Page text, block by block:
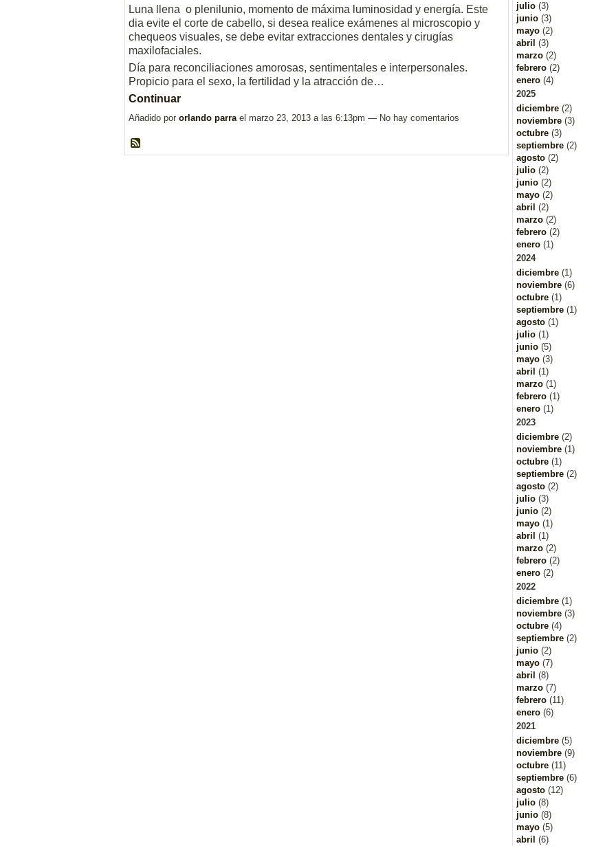
Luna llena o plenilunio, momento de máxima luminosidad y energía. Este
dia evite el corte de cabello, si desea realice exámenes al microscopio y
chequeos visuales, se debe evitar extracciones dentales y cirugías
maxilofaciales.
Día para reconciliaciones amorosas, sentimentales e interpersonales.
Propicio para el sexo, la fertilidad y la atracción de…
Continuar
Añadido por orlando parrael marzo 23, 2013 a las 6:13pm — No hay comentarios
julio (3)
junio (3)
mayo (2)
abril (3)
marzo (2)
febrero (2)
enero (4)
2025
diciembre (2)
noviembre (3)
octubre (3)
septiembre (2)
agosto (2)
julio (2)
junio (2)
mayo (2)
abril (2)
marzo (2)
febrero (2)
enero (1)
2024
diciembre (1)
noviembre (6)
octubre (1)
septiembre (1)
agosto (1)
julio (1)
junio (5)
mayo (3)
abril (1)
marzo (1)
febrero (1)
enero (1)
2023
diciembre (2)
noviembre (1)
octubre (1)
septiembre (2)
agosto (2)
julio (3)
junio (2)
mayo (1)
abril (1)
marzo (2)
febrero (2)
enero (2)
2022
diciembre (1)
noviembre (3)
octubre (4)
septiembre (2)
junio (2)
mayo (7)
abril (8)
marzo (7)
febrero (11)
enero (6)
2021
diciembre (5)
noviembre (9)
octubre (11)
septiembre (6)
agosto (12)
julio (8)
junio (8)
mayo (5)
abril (6)